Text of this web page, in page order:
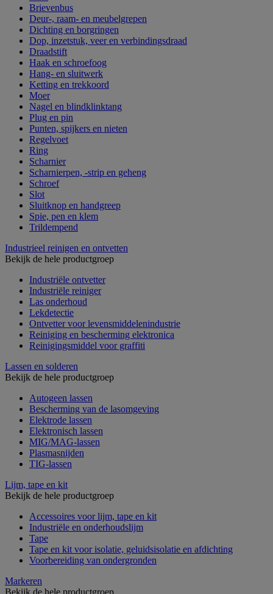
Brievenbus
Deur-, raam- en meubelgrepen
Dichting en borgringen
Dop, inzetstuk, veer en verbindingsdraad
Draadstift
Haak en schroefoog
Hang- en sluitwerk
Ketting en trekkoord
Moer
Nagel en blindklinktang
Plug en pin
Punten, spijkers en nieten
Regelvoet
Ring
Scharnier
Scharnierpen, -strip en geheng
Schroef
Slot
Sluitknop en handgreep
Spie, pen en klem
Trildempend
Industrieel reinigen en ontvetten
Bekijk de hele productgroep
Industriële ontvetter
Industriële reiniger
Las onderhoud
Lekdetectie
Ontvetter voor levensmiddelenindustrie
Reiniging en bescherming elektronica
Reinigingsmiddel voor graffiti
Lassen en solderen
Bekijk de hele productgroep
Autogeen lassen
Bescherming van de lasomgeving
Elektrode lassen
Elektronisch lassen
MIG/MAG-lassen
Plasmasnijden
TIG-lassen
Lijm, tape en kit
Bekijk de hele productgroep
Accessoires voor lijm, tape en kit
Industriële en onderhoudslijm
Tape
Tape en kit voor isolatie, geluidsisolatie en afdichting
Voorbereiding van ondergronden
Markeren
Bekijk de hele productgroep